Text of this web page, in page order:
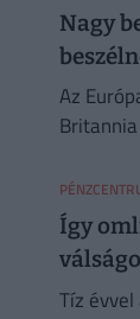
Nagy
Az
Így
Tíz